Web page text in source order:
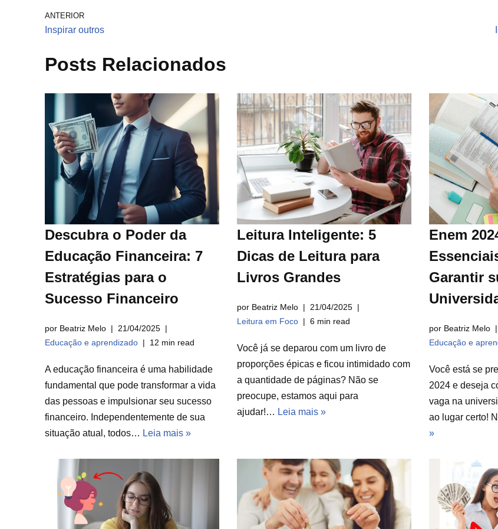
ANTERIOR
Inspirar outros
Posts Relacionados
Descubra o Poder da
Educação Financeira: 7
Estratégias para o
Sucesso Financeiro
por Beatriz Melo
21/04/2025
Educação e aprendizado
12 min read
A educação financeira é uma habilidade
fundamental que pode transformar a vida
das pessoas e impulsionar seu sucesso
financeiro. Independentemente de sua
situação atual, todos… Leia mais »
Leitura Inteligente: 5
Dicas de Leitura para
Livros Grandes
por Beatriz Melo
21/04/2025
Leitura em Foco
6 min read
Você já se deparou com um livro de
proporções épicas e ficou intimidado com
a quantidade de páginas? Não se
preocupe, estamos aqui para
ajudar!… Leia mais »
Enem
Garantir
por Beatriz Melo
Educação e
Você está se
2024 e deseja
vaga na
ao lugar certo!
»